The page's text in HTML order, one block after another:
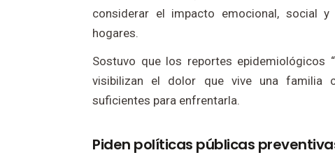
considerar el impacto emocional, social
hogares.
Sostuvo que los reportes epidemiológicos
visibilizan el dolor que vive una familia
suficientes para enfrentarla.
Piden políticas públicas